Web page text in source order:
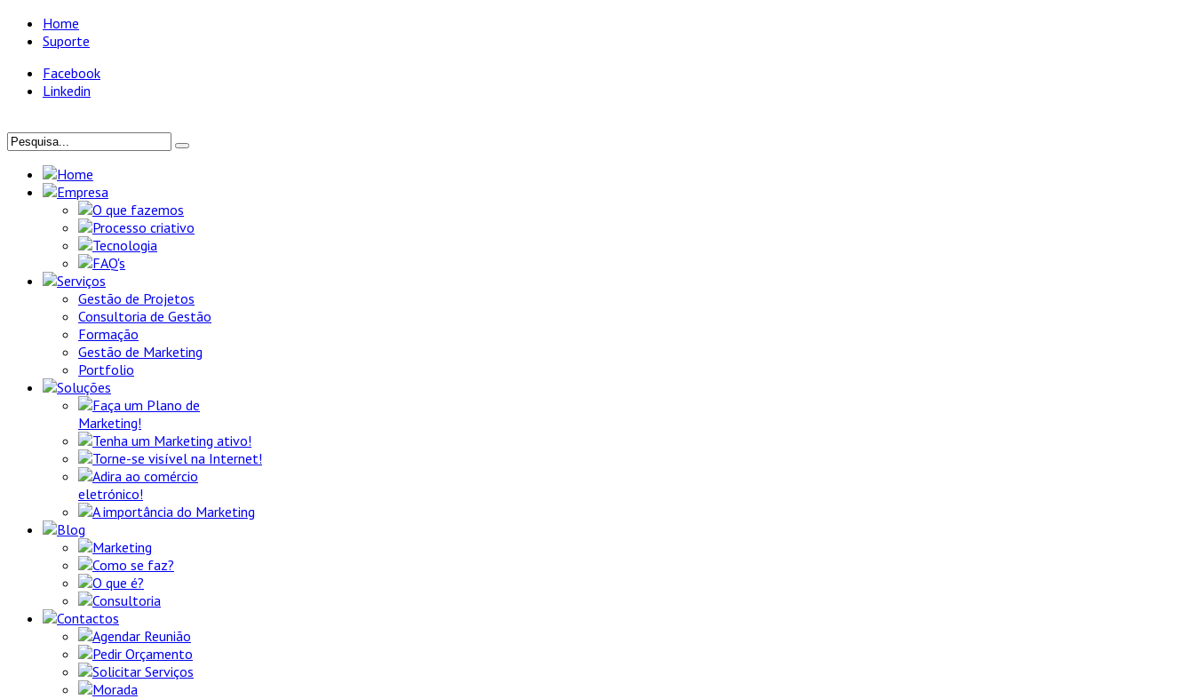
Home
Suporte
Facebook
Linkedin
Home
Empresa
O que fazemos
Processo criativo
Tecnologia
FAQ's
Serviços
Gestão de Projetos
Consultoria de Gestão
Formação
Gestão de Marketing
Portfolio
Soluções
Faça um Plano de
Marketing!
Tenha um Marketing ativo!
Torne-se visível na Internet!
Adira ao comércio
eletrónico!
A importância do Marketing
Blog
Marketing
Como se faz?
O que é?
Consultoria
Contactos
Agendar Reunião
Pedir Orçamento
Solicitar Serviços
Morada